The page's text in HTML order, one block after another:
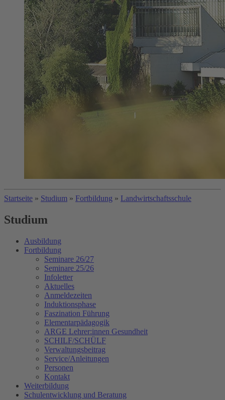
Startseite » Studium » Fortbildung » Landwirtschaftsschule
Studium
Ausbildung
Fortbildung
Seminare 26/27
Seminare 25/26
Infoletter
Aktuelles
Anmeldezeiten
Induktionsphase
Faszination Führung
Elementarpädagogik
ARGE Lehrer:innen Gesundheit
SCHILF/SCHÜLF
Verwaltungsbeitrag
Service/Anleitungen
Personen
Kontakt
Weiterbildung
Schulentwicklung und Beratung